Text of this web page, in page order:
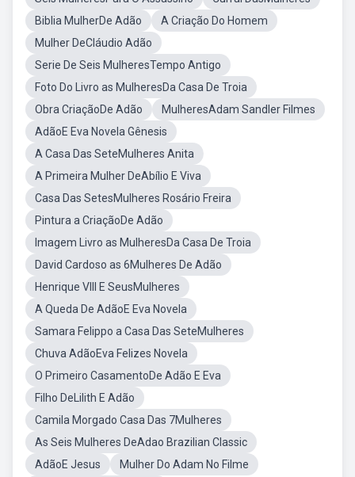
Biblia MulherDe Adão
A Criação Do Homem
Mulher DeCláudio Adão
Serie De Seis MulheresTempo Antigo
Foto Do Livro as MulheresDa Casa De Troia
Obra CriaçãoDe Adão
MulheresAdam Sandler Filmes
AdãoE Eva Novela Gênesis
A Casa Das SeteMulheres Anita
A Primeira Mulher DeAbílio E Viva
Casa Das SetesMulheres Rosário Freira
Pintura a CriaçãoDe Adão
Imagem Livro as MulheresDa Casa De Troia
David Cardoso as 6Mulheres De Adão
Henrique VIII E SeusMulheres
A Queda De AdãoE Eva Novela
Samara Felippo a Casa Das SeteMulheres
Chuva AdãoEva Felizes Novela
O Primeiro CasamentoDe Adão E Eva
Filho DeLilith E Adão
Camila Morgado Casa Das 7Mulheres
As Seis Mulheres DeAdao Brazilian Classic
AdãoE Jesus
Mulher Do Adam No Filme